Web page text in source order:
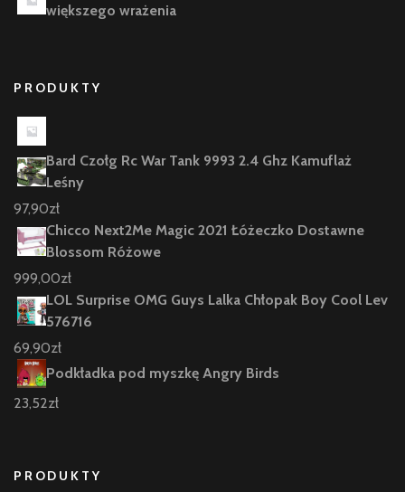
większego wrażenia
PRODUKTY
Bard Czołg Rc War Tank 9993 2.4 Ghz Kamuflaż
Leśny
97,90zł
Chicco Next2Me Magic 2021 Łóżeczko Dostawne
Blossom Różowe
999,00zł
LOL Surprise OMG Guys Lalka Chłopak Boy Cool Lev
576716
69,90zł
Podkładka pod myszkę Angry Birds
23,52zł
PRODUKTY